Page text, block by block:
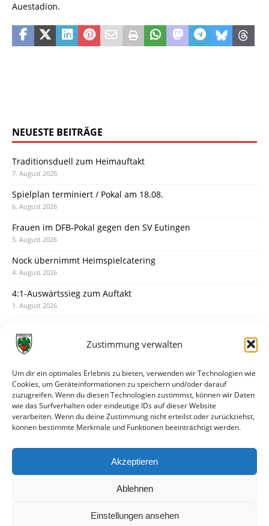
Zustimmung verwalten
Um dir ein optimales Erlebnis zu bieten, verwenden wir Technologien wie
Cookies, um Geräteinformationen zu speichern und/oder darauf
zuzugreifen. Wenn du diesen Technologien zustimmst, können wir Daten
wie das Surfverhalten oder eindeutige IDs auf dieser Website
verarbeiten. Wenn du deine Zustimmung nicht erteilst oder zurückziehst,
können bestimmte Merkmale und Funktionen beeinträchtigt werden.
Akzeptieren
Ablehnen
Einstellungen ansehen
Auestadion.
NEUESTE BEITRÄGE
Traditionsduell zum Heimauftakt
7. August 2026
Spielplan terminiert / Pokal am 18.08.
6. August 2026
Frauen im DFB-Pokal gegen den SV Eutingen
5. August 2026
Nock übernimmt Heimspielcatering
4. August 2026
4:1-Auswärtssieg zum Auftakt
1. August 2026
31. Juli 2026
30. Juli 2026
Deine Spielminute: 89+1
28. Juli 2026
Neuer Rückensponsor
Neue Podcast-Folge: So tickt Björn!
27. Juli 2026